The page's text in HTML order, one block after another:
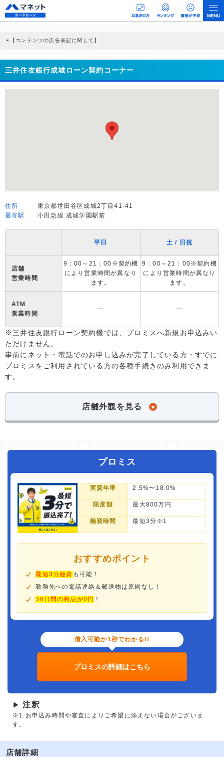
【コンテンツの広告表記に関して】
商品を根拠なくPRするものではなく、当編集部の調査／ユーザーへの口コミ収集な
どに基づき、公平性を担保した情報提供を行っています。
>提携企業一覧
三井住友銀行成城ローン契約コーナー
住所
東京都世田谷区成城2丁目41-41
最寄駅
小田急線 成城学園駅前
平日 土 / 日祝
店舗
営業時間
9：00～21：00※契約機
により営業時間が異なり
ます。
9：00～21：00※契約機
により営業時間が異なり
ます。
ATM
営業時間
― ―
※三井住友銀行ローン契約機では、プロミスへ新規お申込みい
ただけません。
事前にネット・電話でのお申し込みが完了している方・すでに
プロミスをご利用されている方の各種手続きのみ利用できま
す。
店舗外観を見る
プロミス
実質年率 2.5%〜18.0%
限度額 最大800万円
融資時間 最短3分※1
おすすめポイント
最短3分融資 も可能！
勤務先への電話連絡＆郵送物は原則なし！
30日間の利息が0円 ！
借入可能か1秒でわかる!!
プロミスの詳細はこちら
▶ 注釈
※1.お申込み時間や審査によりご希望に添えない場合がございま
す。
店舗詳細